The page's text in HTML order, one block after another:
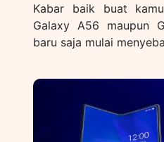
Kabar baik buat
Galaxy A56 maupun
baru saja mulai